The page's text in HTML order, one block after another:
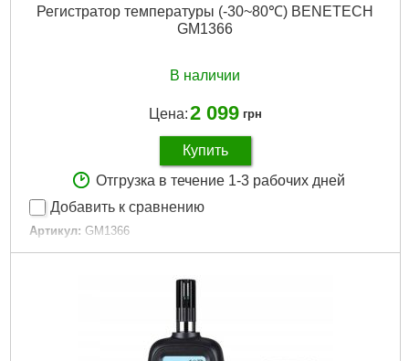
Регистратор температуры (-30~80℃) BENETECH
GM1366
В наличии
Цена:2 099 грн
Купить
Отгрузка в течение 1-3 рабочих дней
Добавить к сравнению
Артикул: GM1366
Код товара: 22.64.89
Подробнее...